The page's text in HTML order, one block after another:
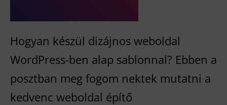
Hogyan készül dizájnos weboldal
WordPress-ben alap sablonnal? Ebben a
posztban meg fogom nektek mutatni a
kedvenc weboldal építő